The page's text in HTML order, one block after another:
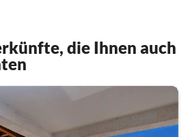
die Ihnen auch